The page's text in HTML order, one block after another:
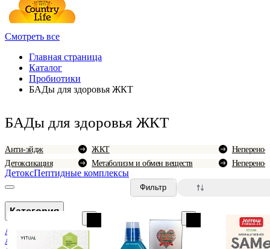
Смотреть все
Главная страница
Каталог
Пробиотики
БАДы для здоровья ЖКТ
БАДы для здоровья ЖКТ
Анти-эйдж
Детоксикация
ЖКТ
Метаболизм и обмен веществ
ДетоксПептидные комплексы
Категория
Аллергия
Анемия и болезни крови
Фильтр
0
По